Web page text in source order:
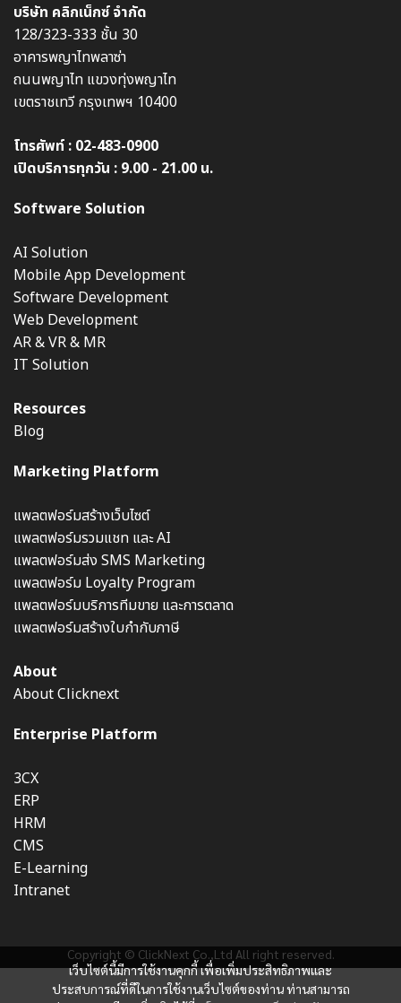
เว็บไซต์นี้มีการใช้งานคุกกี้ เพื่อเพิ่มประสิทธิภาพและ
ประสบการณ์ที่ดีในการใช้งานเว็บไซต์ของท่าน ท่านสามารถ
บริษัท คลิกเน็กซ์ จำกัด
128/323-333 ชั้น 30
อาคารพญาไทพลาซ่า
ถนนพญาไท แขวงทุ่งพญาไท
เขตราชเทวี กรุงเทพฯ 10400
โทรศัพท์ : 02-483-0900
เปิดบริการทุกวัน : 9.00 - 21.00 น.
Software Solution
AI Solution
Mobile App Development
Software Development
Web Development
AR & VR & MR
IT Solution
Resources
Blog
Marketing Platform
แพลตฟอร์มสร้างเว็บไซต์
แพลตฟอร์มรวมแชท และ AI
แพลตฟอร์มส่ง SMS Marketing
แพลตฟอร์ม Loyalty Program
แพลตฟอร์มบริการทีมขาย และการตลาด
แพลตฟอร์มสร้างใบกำกับภาษี
About
About Clicknext
Enterprise Platform
3CX
ERP
HRM
CMS
E-Learning
Intranet
Copyright © ClickNext Co.,Ltd All right reserved.